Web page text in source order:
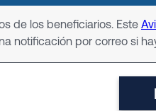
de los beneficiarios. Este
notificación por correo si